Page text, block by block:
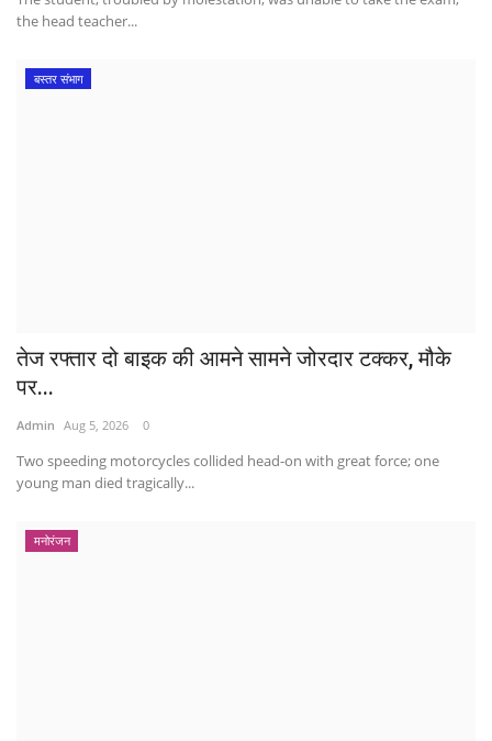
the head teacher...
बस्तर संभाग
तेज रफ्तार दो बाइक की आमने सामने जोरदार टक्कर, मौके
पर...
Admin Aug 5, 2026 0
Two speeding motorcycles collided head-on with great force; one
young man died tragically...
मनोरंजन